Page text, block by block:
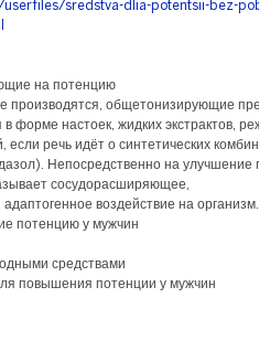
sredstva-dlia-potentsii-bez-
на потенцию
не производятся, общетонизирующие
форме настоек, жидких экстрактов,
если речь идёт о синтетических
Непосредственно на улучшение
сосудорасширяющее,
воздействие на организм.
потенцию у мужчин
средствами
повышения потенции у мужчин